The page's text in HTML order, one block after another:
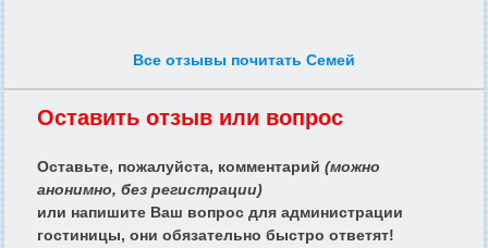
Все отзывы почитать Семей
Оставить отзыв или вопрос
Оставьте, пожалуйста, комментарий (можно
анонимно, без регистрации)
или напишите Ваш вопрос для администрации
гостиницы, они обязательно быстро ответят!